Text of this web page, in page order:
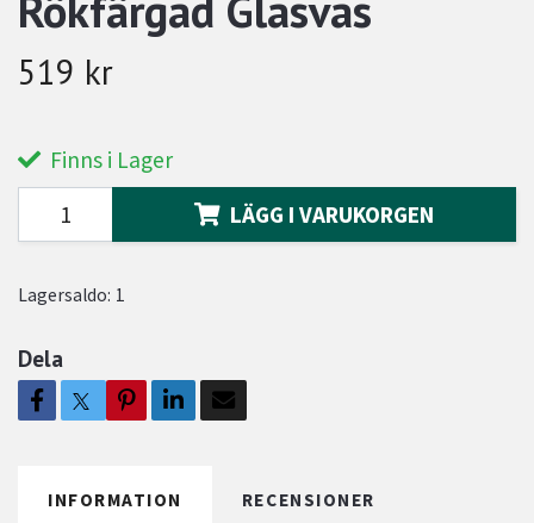
519 kr
Finns i Lager
LÄGG I VARUKORGEN
Lagersaldo: 1
Dela
INFORMATION RECENSIONER